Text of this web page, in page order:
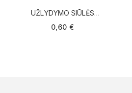
UŽLYDYMO SIŪLĖS
INDIKATORIUS
0,60 €